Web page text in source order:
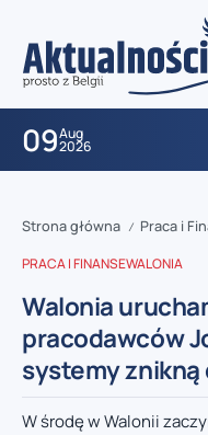
09Aug
2026
Strona główna / Praca i
PRACA I FINANSEWALONIA
Walonia
pracodawców
systemy znikną
W środę w Walonii